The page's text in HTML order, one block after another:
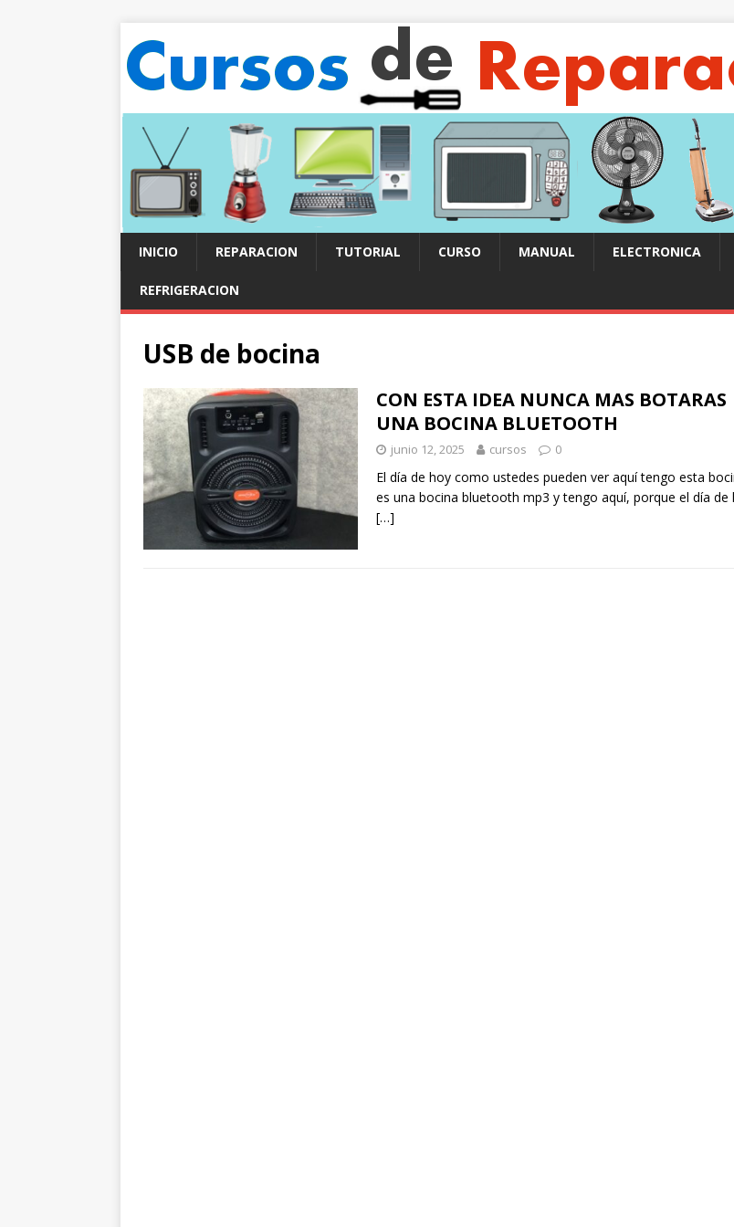
INICIO REPARACION TUTORIAL CURSO MANUAL ELECTRONICA
REFRIGERACION
USB de bocina
CON ESTA IDEA NUNCA MAS BOTARAS
UNA BOCINA BLUETOOTH
junio 12, 2025 cursos 0
El día de hoy como ustedes pueden ver aquí tengo esta
es una bocina bluetooth mp3 y tengo aquí, porque el día de
[…]